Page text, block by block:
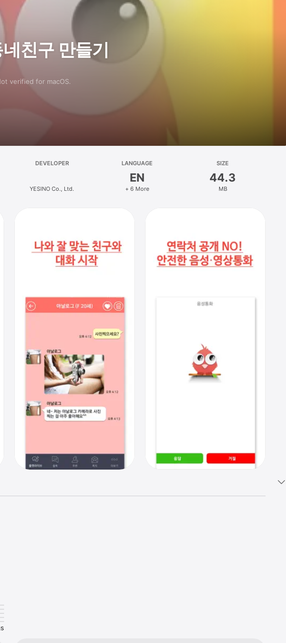
친구 만들기
verified for macOS.
DEVELOPER
YESINO Co., Ltd.
LANGUAGE
EN
+ 6 More
SIZE
44.3
MB
니다.